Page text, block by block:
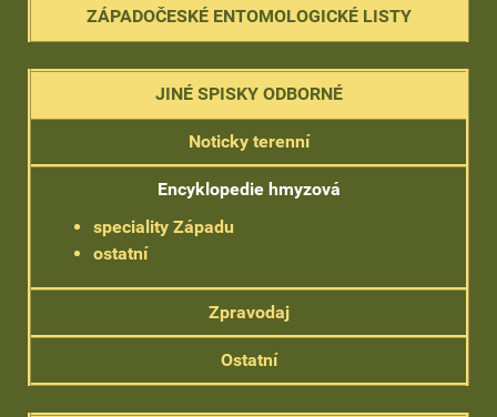
ZÁPADOČESKÉ ENTOMOLOGICKÉ LISTY
JINÉ SPISKY ODBORNÉ
Noticky terenní
Encyklopedie hmyzová
speciality Západu
ostatní
Zpravodaj
Ostatní